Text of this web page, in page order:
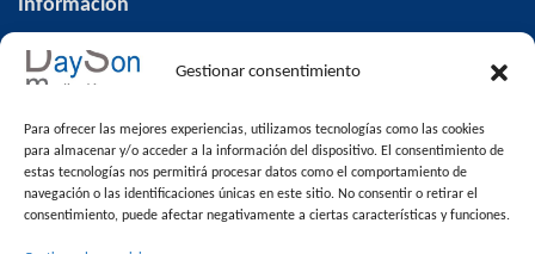
Gestionar consentimiento
Para ofrecer las mejores experiencias, utilizamos tecnologías como las cookies
para almacenar y/o acceder a la información del dispositivo. El consentimiento de
estas tecnologías nos permitirá procesar datos como el comportamiento de
navegación o las identificaciones únicas en este sitio. No consentir o retirar el
consentimiento, puede afectar negativamente a ciertas características y funciones.
Información
Inicio
Inmuebles
Blog
Contacto
Venta de pisos en Alcalá la Real